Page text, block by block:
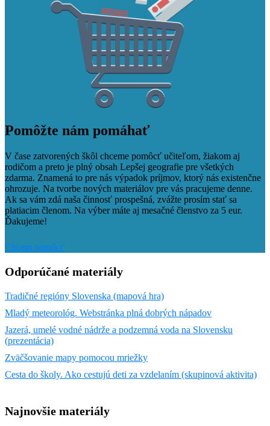
Pomôžte nám pomáhať
V čase zatvorených škôl chceme pomôcť učiteľom, žiakom aj
rodičom a preto je plný obsah Lepšej geografie pre všetkých
zdarma. Znamená to pre nás výpadok príjmov, ktorý nás existenčne
ohrozuje. Na tvorbe nových materiálov pre vás pracujeme denne.
Ak sa vám zdá naša činnosť prospešná, zvážte prosím stať sa
platiacim členom. Na výber máte aj mesačné členstvo za 5 eur.
Ďakujeme!
Chcem pomôcť
Odporúčané materiály
Tradičné regióny Slovenska (mapová hra)
Mladý meteorológ. Webstránka plná dobrých nápadov
Jazerá, umelé vodné nádrže a podzemná voda na Slovensku
(prezentácia)
Zväčšovanie mapy pomocou mriežky
Cesta do školy. Ako cestujú deti za vzdelaním (skupinová aktivita)
Najnovšie materiály